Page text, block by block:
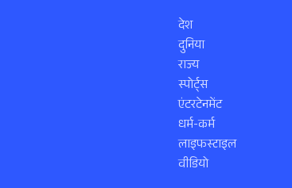
देश
दुनिया
राज्य
स्पोर्ट्स
एंटरटेनमेंट
धर्म-कर्म
लाइफस्टाइल
वीडियो